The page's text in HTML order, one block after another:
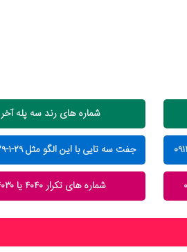
شماره های رند سه پله آخر
جفت سه تایی با این الگو مثل ۲۹-۱-۲۹-۲۹-۰۹۱۲
شماره های تکرار ۴۰۴۰ یا ۴۰۳۰